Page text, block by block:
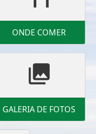
ONDE COMER
photo_library
GALERIA DE FOTOS